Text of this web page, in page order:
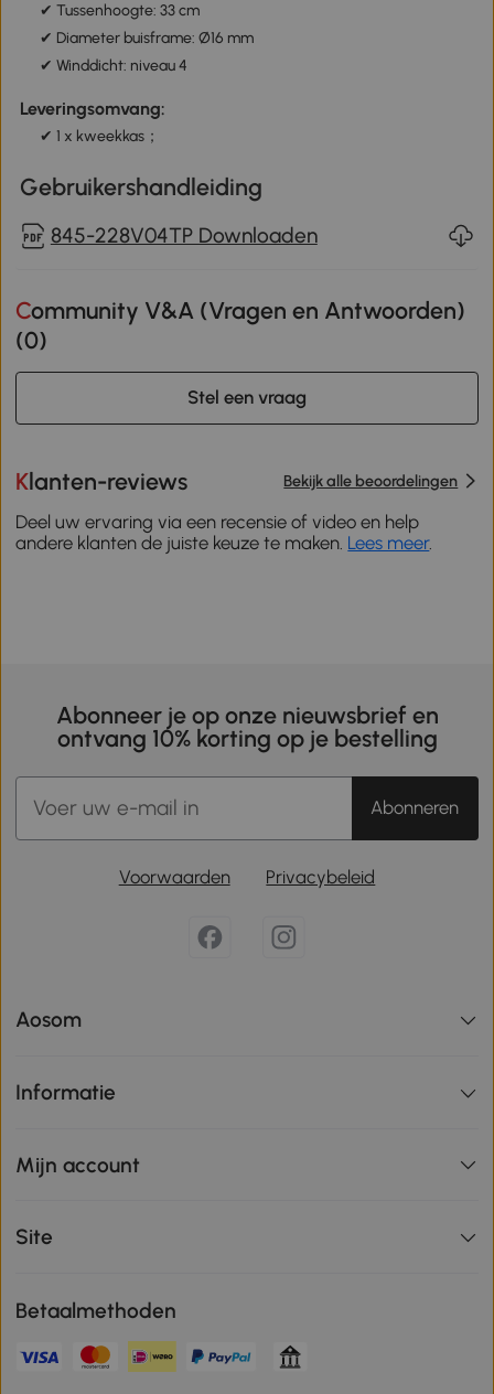
✔ Tussenhoogte: 33 cm
✔ Diameter buisframe: Ø16 mm
✔ Winddicht: niveau 4
Leveringsomvang:
✔ 1 x kweekkas；
Gebruikershandleiding
845-228V04TP Downloaden
Community V&A (Vragen en Antwoorden)
(0)
Stel een vraag
Klanten-reviews Bekijk alle beoordelingen
Deel uw ervaring via een recensie of video en help
andere klanten de juiste keuze te maken. Lees meer.
Abonneer je op onze nieuwsbrief en
ontvang 10% korting op je bestelling
Abonneren
Voorwaarden Privacybeleid
Aosom
Informatie
Mijn account
Site
Betaalmethoden